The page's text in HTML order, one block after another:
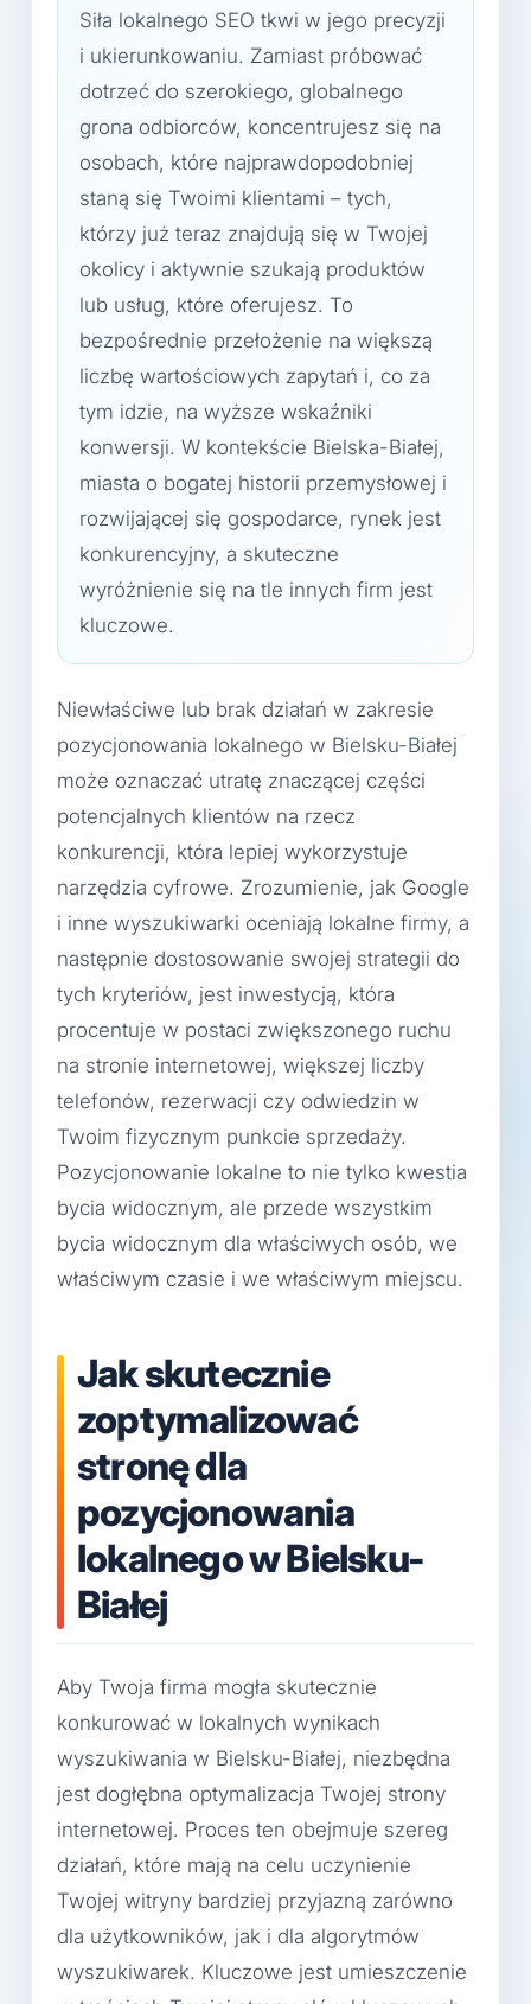
Siła lokalnego SEO tkwi w jego precyzji
i ukierunkowaniu. Zamiast próbować
dotrzeć do szerokiego, globalnego
grona odbiorców, koncentrujesz się na
osobach, które najprawdopodobniej
staną się Twoimi klientami – tych,
którzy już teraz znajdują się w Twojej
okolicy i aktywnie szukają produktów
lub usług, które oferujesz. To
bezpośrednie przełożenie na większą
liczbę wartościowych zapytań i, co za
tym idzie, na wyższe wskaźniki
konwersji. W kontekście Bielska-Białej,
miasta o bogatej historii przemysłowej i
rozwijającej się gospodarce, rynek jest
konkurencyjny, a skuteczne
wyróżnienie się na tle innych firm jest
kluczowe.
Niewłaściwe lub brak działań w zakresie
pozycjonowania lokalnego w Bielsku-Białej
może oznaczać utratę znaczącej części
potencjalnych klientów na rzecz
konkurencji, która lepiej wykorzystuje
narzędzia cyfrowe. Zrozumienie, jak Google
i inne wyszukiwarki oceniają lokalne firmy, a
następnie dostosowanie swojej strategii do
tych kryteriów, jest inwestycją, która
procentuje w postaci zwiększonego ruchu
na stronie internetowej, większej liczby
telefonów, rezerwacji czy odwiedzin w
Twoim fizycznym punkcie sprzedaży.
Pozycjonowanie lokalne to nie tylko kwestia
bycia widocznym, ale przede wszystkim
bycia widocznym dla właściwych osób, we
właściwym czasie i we właściwym miejscu.
Jak skutecznie
zoptymalizować
stronę dla
pozycjonowania
lokalnego w Bielsku-
Białej
Aby Twoja firma mogła skutecznie
konkurować w lokalnych wynikach
wyszukiwania w Bielsku-Białej, niezbędna
jest dogłębna optymalizacja Twojej strony
internetowej. Proces ten obejmuje szereg
działań, które mają na celu uczynienie
Twojej witryny bardziej przyjazną zarówno
dla użytkowników, jak i dla algorytmów
wyszukiwarek. Kluczowe jest umieszczenie